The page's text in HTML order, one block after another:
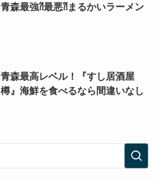
青森最強⁈最悪⁈まるかいラーメン
青森最高レベル！『すし居酒屋
樽』海鮮を食べるなら間違いなし